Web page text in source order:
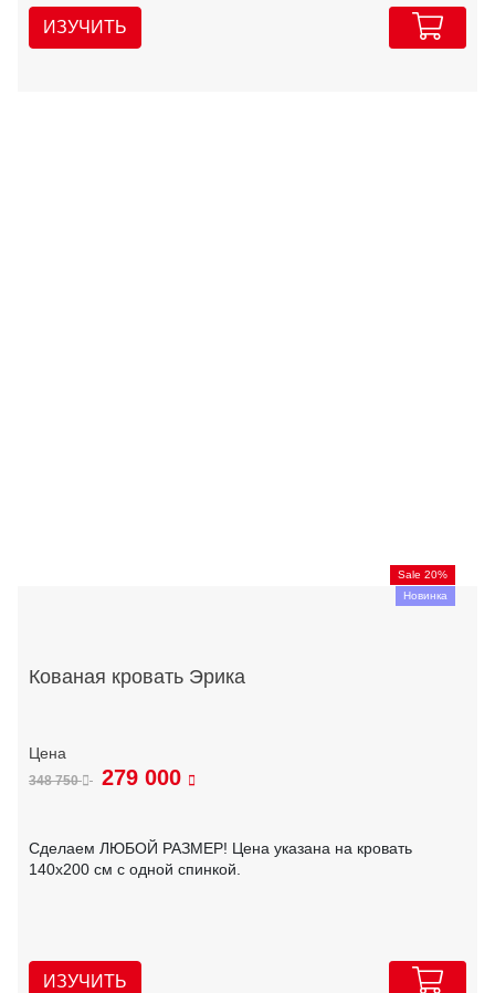
ИЗУЧИТЬ
Sale 20%
Новинка
Кованая кровать Эрика
348 750 279 000
Сделаем ЛЮБОЙ РАЗМЕР! Цена указана на кровать
140х200 см с одной спинкой.
ИЗУЧИТЬ